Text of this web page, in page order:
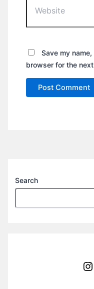
Save my
browser for the
Search
Instagram